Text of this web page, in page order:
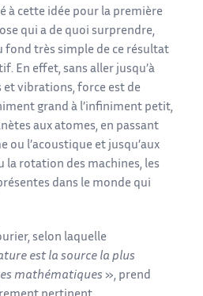
à cette idée pour la première
qui a de quoi surprendre,
fond très simple de ce résultat
En effet, sans aller jusqu’à
vibrations, force est de
grand à l’infiniment petit,
aux atomes, en passant
ou l’acoustique et jusqu’aux
la rotation des machines, les
dans le monde qui
selon laquelle
est la source la plus
mathématiques », prend